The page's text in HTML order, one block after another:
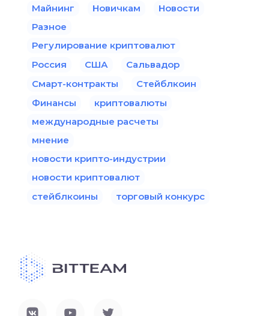
Майнинг
Новичкам
Новости
Разное
Регулирование криптовалют
Россия
США
Сальвадор
Смарт-контракты
Стейблкоин
Финансы
криптовалюты
международные расчеты
мнение
новости крипто-индустрии
новости криптовалют
стейблкоины
торговый конкурс